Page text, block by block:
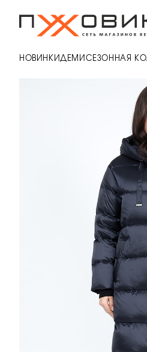
НОВИНКИДЕМИСЕЗОННАЯ